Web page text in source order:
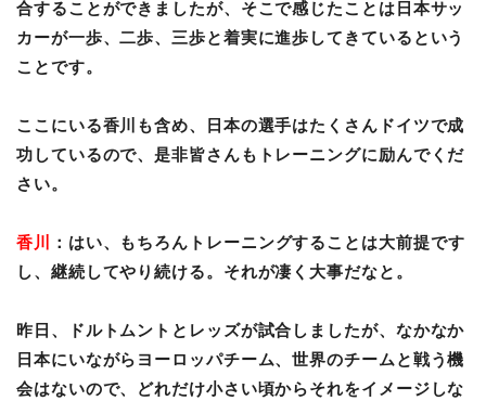
合することができましたが、そこで感じたことは日本サッ
カーが一歩、二歩、三歩と着実に進歩してきているという
ことです。
ここにいる香川も含め、日本の選手はたくさんドイツで成
功しているので、是非皆さんもトレーニングに励んでくだ
さい。
香川
：はい、もちろんトレーニングすることは大前提です
し、継続してやり続ける。それが凄く大事だなと。
昨日、ドルトムントとレッズが試合しましたが、なかなか
日本にいながらヨーロッパチーム、世界のチームと戦う機
会はないので、どれだけ小さい頃からそれをイメージしな